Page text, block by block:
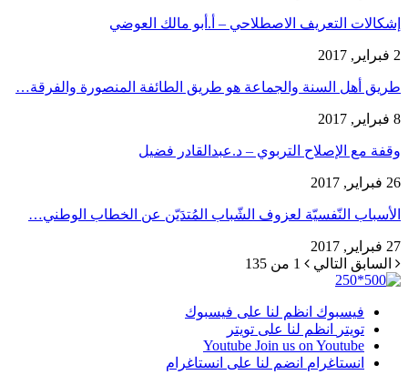
إشكالات التعريف الاصطلاحي – أ.أبو مالك العوضي
2 فبراير, 2017
طريق أهل السنة والجماعة هو طريق الطائفة المنصورة والفرقة…
8 فبراير, 2017
وقفة مع الإصلاح التربوي – د.عبدالقادر فضيل
26 فبراير, 2017
الأسباب النّفسيّة لعزوف الشّباب المُتدَيّن عن الخطاب الوطني…
27 فبراير, 2017
السابق التالي 1 من 135
فيسبوك انظم لنا على فيسبوك
تويتر
انظم لنا على تويتر
Youtube Join us on Youtube
انستاغرام انضم لنا على انستاغرام